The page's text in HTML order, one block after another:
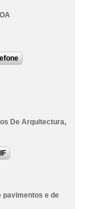
De Arquitectura,
pavimentos e de